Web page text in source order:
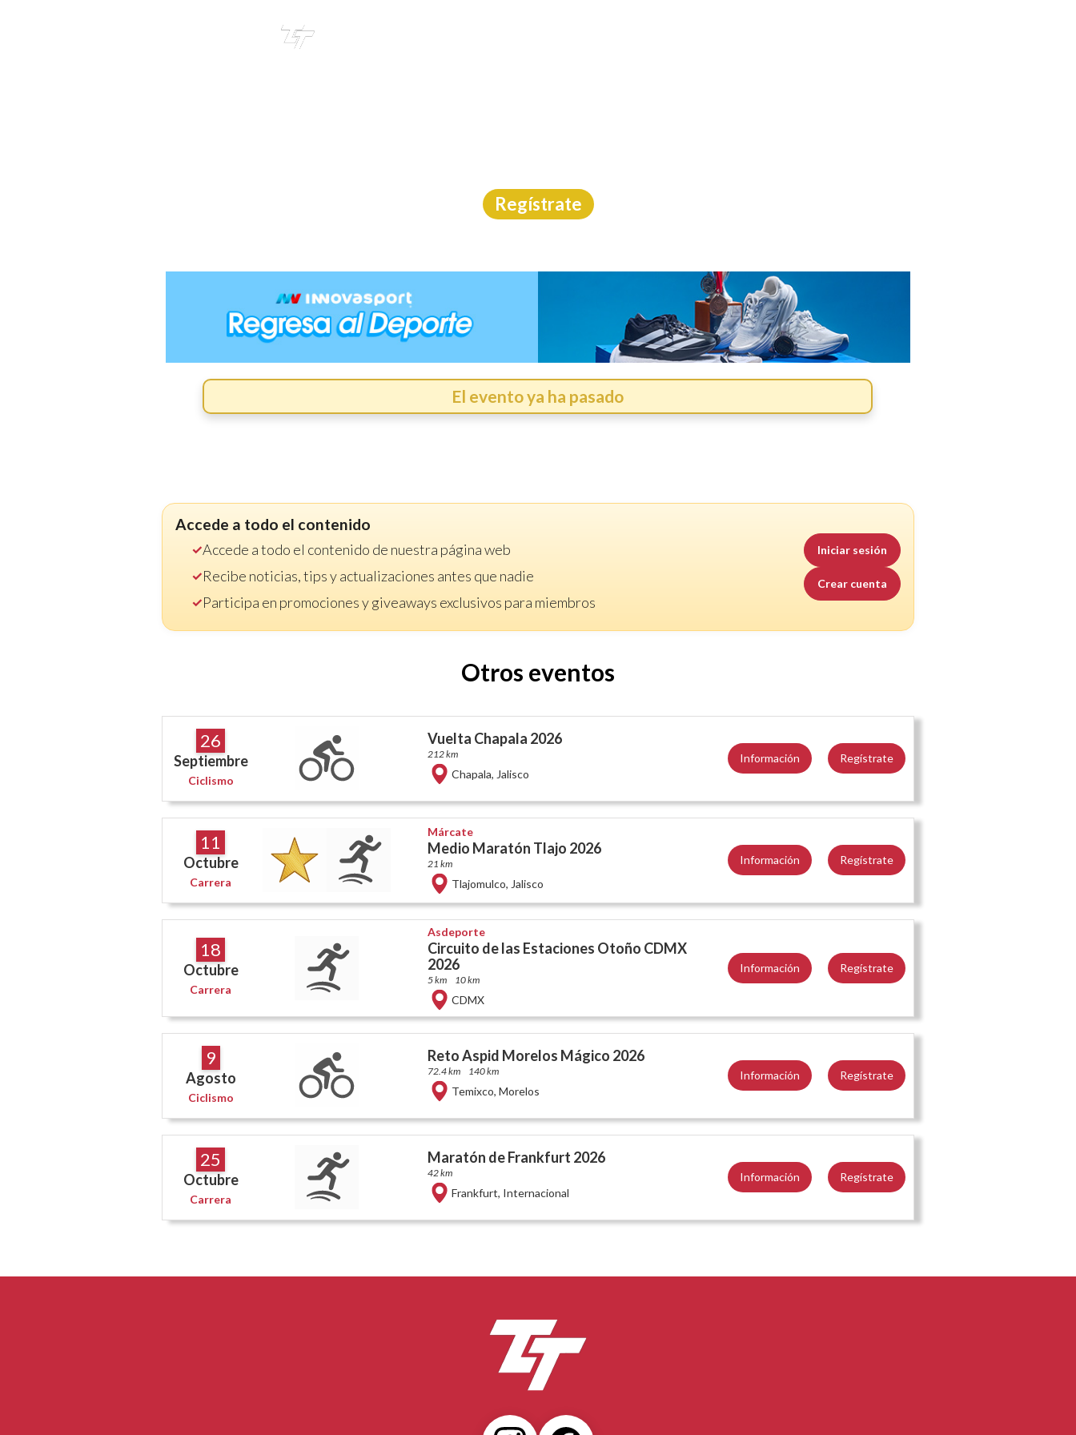
Regístrate
El evento ya ha pasado
Accede a todo el contenido
Accede a todo el contenido de nuestra página web
Recibe noticias, tips y actualizaciones antes que nadie
Participa en promociones y giveaways exclusivos para miembros
Iniciar sesión
Crear cuenta
Otros eventos
26
Septiembre
Ciclismo
Vuelta Chapala 2026
212 km
Chapala, Jalisco
Información Regístrate
11
Octubre
Carrera
Márcate
Medio Maratón Tlajo 2026
21 km
Tlajomulco, Jalisco
Información Regístrate
18
Octubre
Carrera
Asdeporte
Circuito de las Estaciones Otoño CDMX
2026
5 km 10 km
CDMX
Información Regístrate
9
Agosto
Ciclismo
Reto Aspid Morelos Mágico 2026
72.4 km 140 km
Temixco, Morelos
Información Regístrate
25
Octubre
Carrera
Maratón de Frankfurt 2026
42 km
Frankfurt, Internacional
Información Regístrate